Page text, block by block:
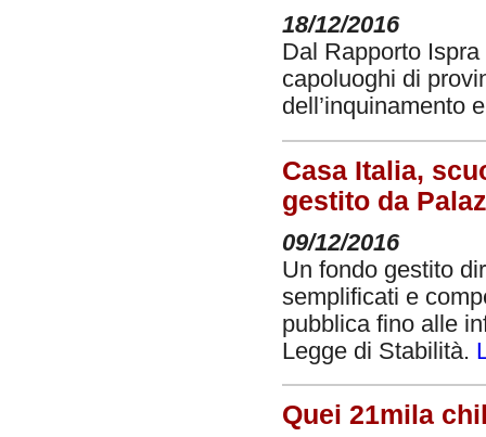
18/12/2016
Dal Rapporto
capoluoghi di
dell’inquinamento
Casa Italia,
gestito da
09/12/2016
Un fondo gestito
semplificati e
pubblica fino alle
Legge di Stabilità.
Quei 21mila